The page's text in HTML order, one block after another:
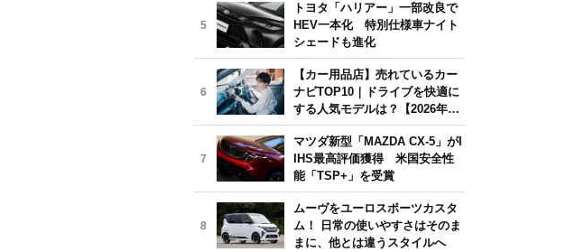
5
トヨタ「ハリアー」一部改良で
HEV一本化 特別仕様車ナイト
シェードも進化
6
【カー用品店】売れているカー
ナビTOP10｜ドライブを快適に
する人気モデルは？【2026年6
月版】
7
マツダ新型「MAZDA CX-5」がI
IHS最高評価獲得 米国安全性
能「TSP+」を受賞
8
ムーヴをユーロスポーツカスタ
ム！ 日常の使いやすさはそのま
まに、他とは違うスタイルへ